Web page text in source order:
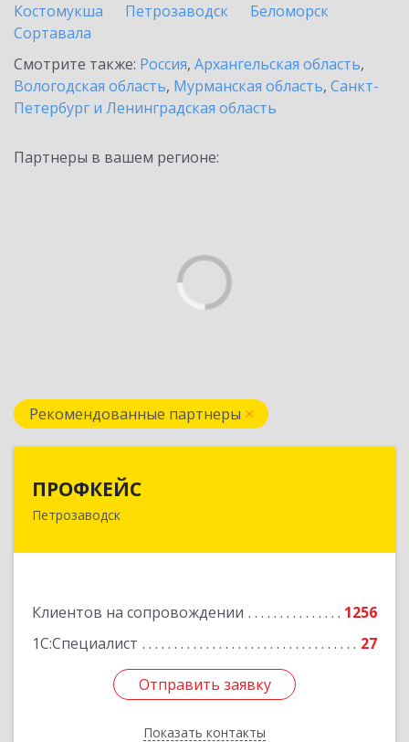
Костомукша
Петрозаводск
Беломорск
Сортавала
Смотрите также: Россия, Архангельская область,
Вологодская область, Мурманская область, Санкт-
Петербург и Ленинградская область
Партнеры в вашем регионе:
Рекомендованные партнеры
ПРОФКЕЙС
Петрозаводск
Клиентов на сопровождении
1256
1С:Специалист
27
Отправить заявку
Показать контакты
185035, Карелия Респ, Петрозаводск г, Красная
Отправить заявку
Назад